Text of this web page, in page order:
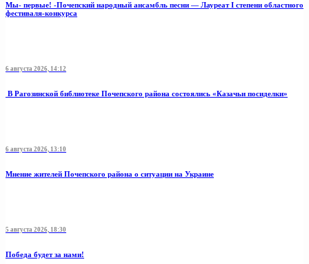
Мы- первые! -Почепский народный ансамбль песни — Лауреат I степени областного
фестиваля-конкурса
6 августа 2026, 14:12
В Рагозинской библиотеке Почепского района состоялись «Казачьи посиделки»
6 августа 2026, 13:10
Мнение жителей Почепского района о ситуации на Украине
5 августа 2026, 18:30
Победа будет за нами!